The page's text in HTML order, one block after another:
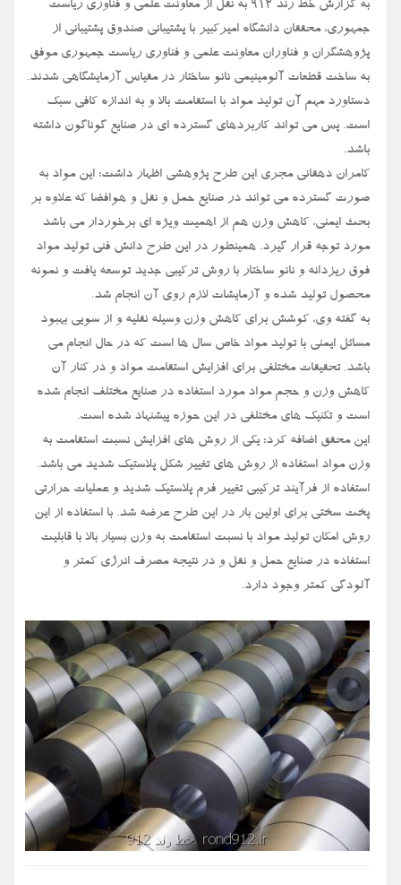
به گزارش خط رند ۹۱۲ به نقل از معاونت علمی و فناوری ریاست
جمهوری، محققان دانشگاه امیرکبیر با پشتیبانی صندوق پشتیبانی از
پژوهشگران و فناوران معاونت علمی و فناوری ریاست جمهوری موفق
به ساخت قطعات آلومینیمی نانو ساختار در مقیاس آزمایشگاهی شدند.
دستاورد مهم آن تولید مواد با استقامت بالا و به اندازه کافی سبک
است. پس می تواند کاربردهای گسترده ای در صنایع گوناگون داشته
باشد.
کامران دهقانی مجری این طرح پژوهشی اظهار داشت: این مواد به
صورت گسترده می تواند در صنایع حمل و نقل و هوافضا که علاوه بر
بحث ایمنی، کاهش وزن هم از اهمیت ویژه ای برخوردار می باشد
مورد توجه قرار گیرد. همینطور در این طرح دانش فنی تولید مواد
فوق ریزدانه و نانو ساختار با روش ترکیبی جدید توسعه یافت و نمونه
محصول تولید شده و آزمایشات لازم روی آن انجام شد.
به گفته وی، کوشش برای کاهش وزن وسیله نقلیه و از سویی بهبود
مسائل ایمنی با تولید مواد خاص سال ها است که در حال انجام می
باشد. تحقیقات مختلفی برای افزایش استقامت مواد و در کنار آن
کاهش وزن و حجم مواد مورد استفاده در صنایع مختلف انجام شده
است و تکنیک های مختلفی در این حوزه پیشنهاد شده است.
این محقق اضافه کرد: یکی از روش های افزایش نسبت استقامت به
وزن مواد استفاده از روش های تغییر شکل پلاستیک شدید می باشد.
استفاده از فرآیند ترکیبی تغییر فرم پلاستیک شدید و عملیات حرارتی
پخت سختی برای اولین بار در این طرح عرضه شد. با استفاده از این
روش امکان تولید مواد با نسبت استقامت به وزن بسیار بالا با قابلیت
استفاده در صنایع حمل و نقل و در نتیجه مصرف انرژی کمتر و
آلودگی کمتر وجود دارد.